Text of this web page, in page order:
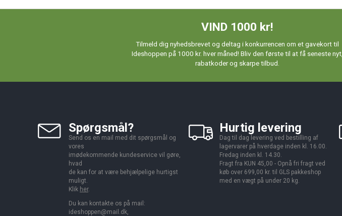
VIND 1000 kr!
Tilmeld dig nyhedsbrevet og deltag i konkurrencen om et gavekort til
Ideshoppen på 1000 kr. hver måned! Bliv den første til at få seneste nyt,
rabatkoder og skarpe tilbud.
Spørgsmål?
Send os en mail med dit spørgsmål og
vores
imødekommende kundeservice vil gøre,
hvad
de kan for at være behjælpelige hurtigst
muligt.
Klik her.
Du kan kontakte os på mail:
ideshoppen@mail.dk,
Hurtig levering
Dag til dag levering ved bestilling af
lagervarer på hverdage inden kl. 16.00.
Fredag inden kl. 14.30.
Fragt fra KUN 45,00 - Opnå fri fragt ved
køb over 699,00 kr. til GLS pakkeshop
med en vægt på under 20 kg.